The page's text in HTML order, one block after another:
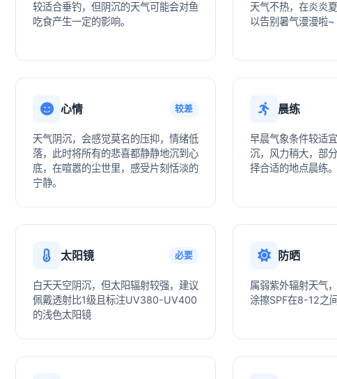
较适合垂钓，但阴沉的天气可能会对鱼
吃食产生一定的影响。
天气不热，在炎炎
以告别暑气漫漫啦~
心情 较差
天气阴沉，会感觉莫名的压抑，情绪低
落，此时将所有的悲喜都静静地沉到心
底，在喧嚣的尘世里，感受片刻恬淡的
宁静。
晨练
早晨气象条件较适
沉，风力稍大，部
择合适的地点晨练。
太阳镜 必要
白天天空阴沉，但太阳辐射较强，建议
佩戴透射比1级且标注UV380-UV400
的浅色太阳镜
防晒
属弱紫外辐射天气
涂擦SPF在8-12之